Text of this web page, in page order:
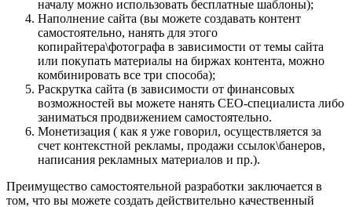
началу можно использовать бесплатные шаблоны);
Наполнение сайта (вы можете создавать контент
самостоятельно, нанять для этого
копирайтера\фотографа в зависимости от темы сайта
или покупать материалы на биржах контента, можно
комбинировать все три способа);
Раскрутка сайта (в зависимости от финансовых
возможностей вы можете нанять СЕО-специалиста либо
заниматься продвижением самостоятельно.
Монетизация ( как я уже говорил, осуществляется за
счет контекстной рекламы, продажи ссылок\банеров,
написания рекламных материалов и пр.).
Преимущество самостоятельной разработки заключается в
том, что вы можете создать действительно качественный